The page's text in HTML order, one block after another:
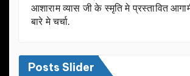
आशाराम व्यास जी के स्मृति मे प्रस्तावित
बारे मे चर्चा.
Posts Slider